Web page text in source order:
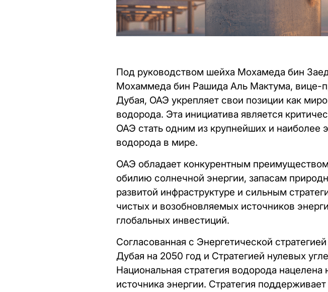
Под руководством шейха Мохамеда бин
Мохаммеда бин Рашида Аль Мактума, вице-
Дубая, ОАЭ укрепляет свои позиции как
водорода. Эта инициатива является
ОАЭ стать одним из крупнейших и наиболее
водорода в мире.
ОАЭ обладает конкурентным
обилию солнечной энергии, запасам
развитой инфраструктуре и сильным
чистых и возобновляемых источников
глобальных инвестиций.
Согласованная с Энергетической
Дубая на 2050 год и Стратегией нулевых
Национальная стратегия водорода
источника энергии. Стратегия